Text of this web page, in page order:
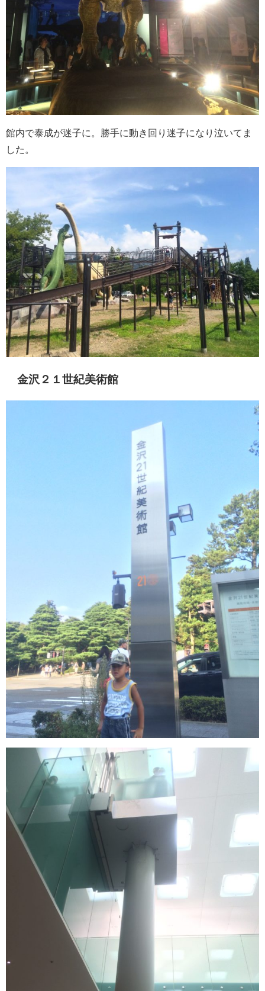
館内で泰成が迷子に。勝手に動き回り迷子になり泣いてま
した。
金沢２１世紀美術館